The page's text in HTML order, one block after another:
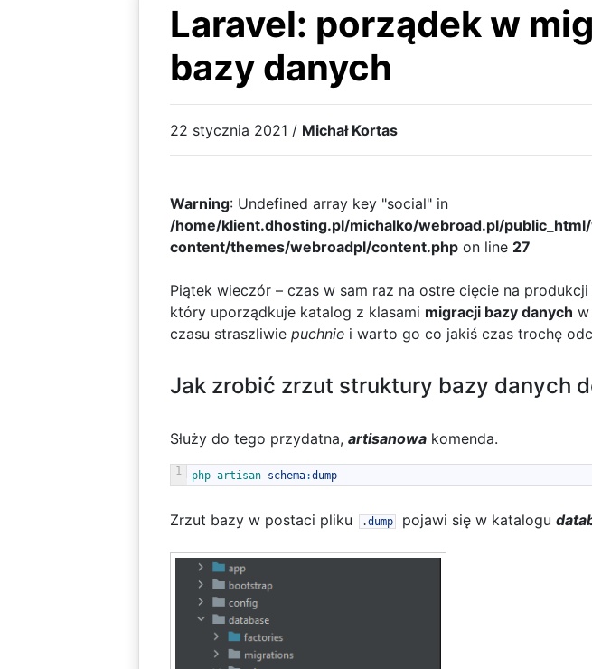
Laravel: porządek w
bazy danych
22 stycznia 2021 / Michał Kortas
Warning: Undefined array key "social" in
/home/klient.dhosting.pl/michalko/webroad.pl/
content/themes/webroadpl/content.phpon line 27
Piątek wieczór – czas w sam raz na ostre cięcie na
który uporządkuje katalog z klasami migracji bazy danych w
czasu straszliwie puchniei warto go co jakiś czas trochę
Jak zrobić zrzut struktury bazy danych
Służy do tego przydatna, artisanowa komenda.
1 php artisan schema:dump
Zrzut bazy w postaci pliku .dump pojawi się w katalogu